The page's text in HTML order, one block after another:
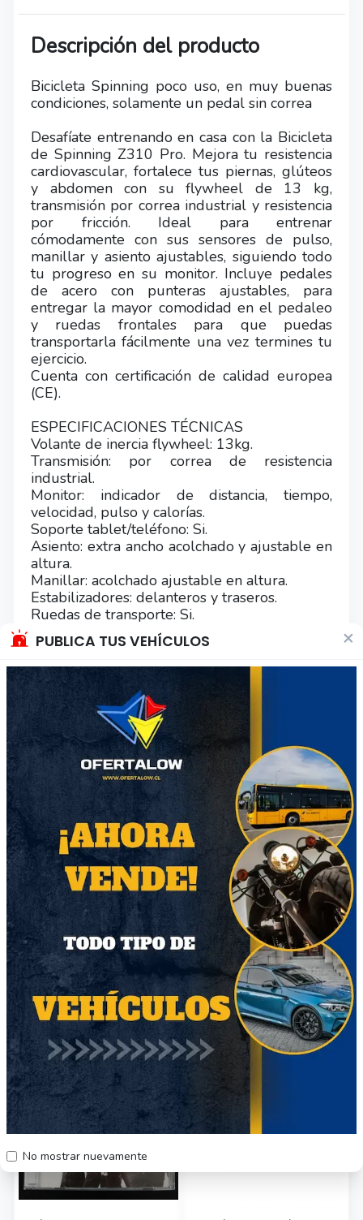
PUBLICA TUS VEHÍCULOS ×
No mostrar nuevamente
Descripción del producto
Bicicleta Spinning poco uso, en muy buenas
condiciones, solamente un pedal sin correa
Desafíate entrenando en casa con la Bicicleta
de Spinning Z310 Pro. Mejora tu resistencia
cardiovascular, fortalece tus piernas, glúteos
y abdomen con su flywheel de 13 kg,
transmisión por correa industrial y resistencia
por fricción. Ideal para entrenar
cómodamente con sus sensores de pulso,
manillar y asiento ajustables, siguiendo todo
tu progreso en su monitor. Incluye pedales
de acero con punteras ajustables, para
entregar la mayor comodidad en el pedaleo
y ruedas frontales para que puedas
transportarla fácilmente una vez termines tu
ejercicio.
Cuenta con certificación de calidad europea
(CE).
ESPECIFICACIONES TÉCNICAS
Volante de inercia flywheel: 13kg.
Transmisión: por correa de resistencia
industrial.
Monitor: indicador de distancia, tiempo,
velocidad, pulso y calorías.
Soporte tablet/teléfono: Si.
Asiento: extra ancho acolchado y ajustable en
altura.
Manillar: acolchado ajustable en altura.
Estabilizadores: delanteros y traseros.
Ruedas de transporte: Si.
Material estructural: acero de alta
durabilidad y resistencia.
Pedales: antideslizantes con punteras
ajustables.
Porta botella: Si.
Peso máximo usuario: 120 kg.
Peso del producto: 36 kg.
Medidas del producto armado: 94 x 47 x 97
cm.
Dimensiones empaque: 104 × 87 × 23 cm.
Peso empaque: 37 kg.
Certificación: Cuenta con certificación de
calidad europea (CE).
ENTREGA -> ESTACIONES DE METRO
LINEA 4 y 5
Otros productos del vendedor
35 41